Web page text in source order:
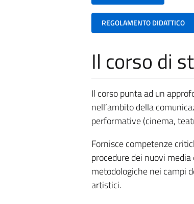
REGOLAMENTO DIDATTICO
Il corso di
Il corso punta ad un
nell’ambito della
performative (cinema,
Fornisce competenze
procedure dei nuovi
metodologiche nei campi
artistici.